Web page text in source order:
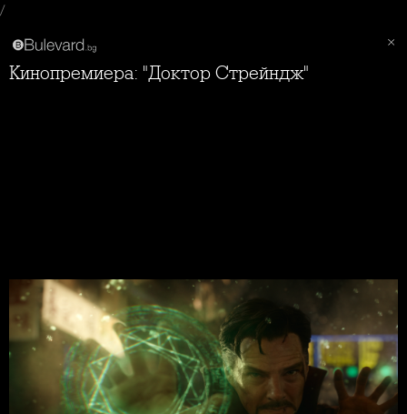
/
Кинопремиера: "Доктор Стрейндж"